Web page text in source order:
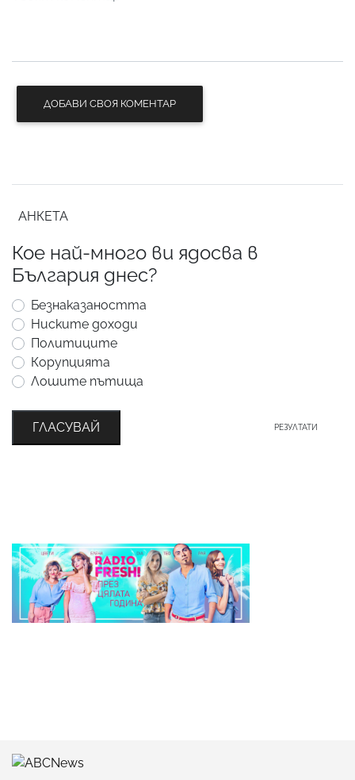
ДОБАВИ СВОЯ КОМЕНТАР
АНКЕТА
Кое най-много ви ядосва в
България днес?
Безнаказаността
Ниските доходи
Политиците
Корупцията
Лошите пътища
ГЛАСУВАЙ РЕЗУЛТАТИ